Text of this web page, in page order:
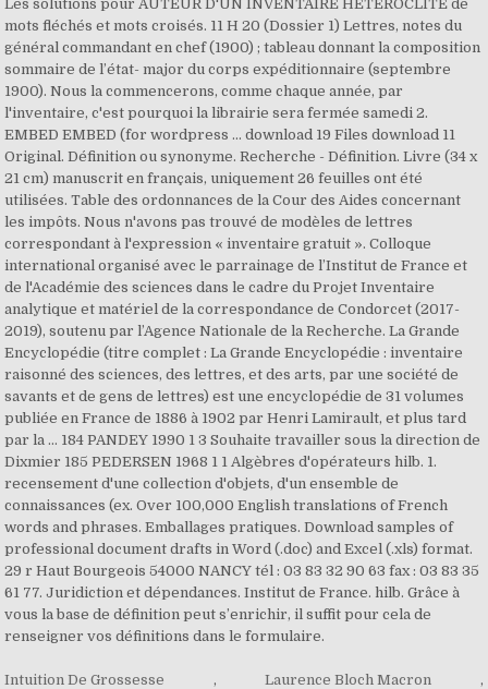
Intuition De Grossesse , Laurence Bloch Macron ,